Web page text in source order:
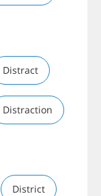
Distract
Distraction
District